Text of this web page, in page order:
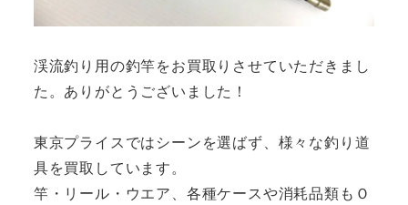
渓流釣り用の釣竿をお買取りさせていただきまし
た。ありがとうございました！
東京プライスではシーンを選ばず、様々な釣り道
具を買取しています。
竿・リール・ウエア、各種ケースや消耗品類もＯ